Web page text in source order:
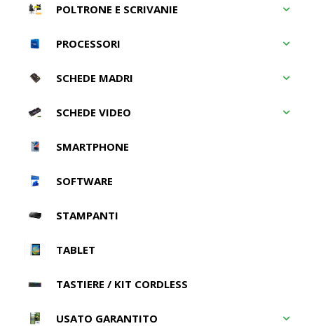
POLTRONE E SCRIVANIE
PROCESSORI
SCHEDE MADRI
SCHEDE VIDEO
SMARTPHONE
SOFTWARE
STAMPANTI
TABLET
TASTIERE / KIT CORDLESS
USATO GARANTITO